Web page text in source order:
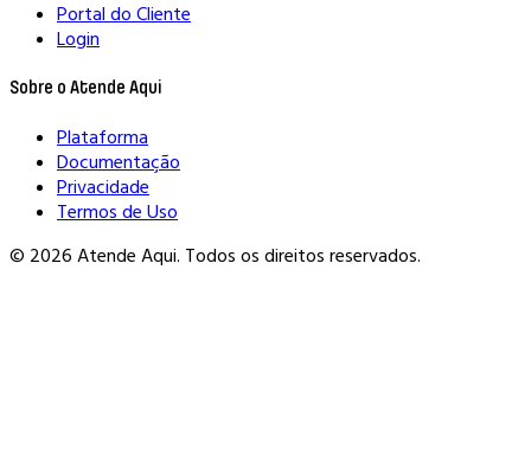
Portal do Cliente
Login
Sobre o Atende Aqui
Plataforma
Documentação
Privacidade
Termos de Uso
© 2026 Atende Aqui. Todos os direitos reservados.